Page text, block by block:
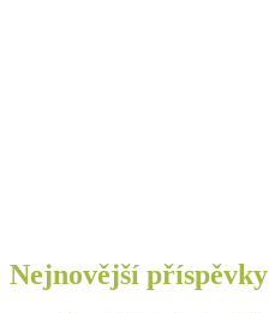
Nejnovější příspěvky